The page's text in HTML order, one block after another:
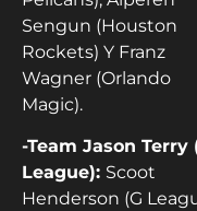
Sengun (Houston
Rockets) Y Franz
Wagner (Orlando
Magic).
-Team Jason Terry
League): Scoot
Henderson (G